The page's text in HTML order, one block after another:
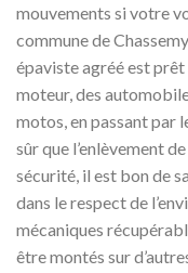
mouvements si votre
commune de
épaviste agréé est
moteur, des
motos, en passant par
sûr que l’enlèvement
sécurité, il est bon de
dans le respect de
mécaniques
être montés sur